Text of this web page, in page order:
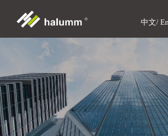
中文/